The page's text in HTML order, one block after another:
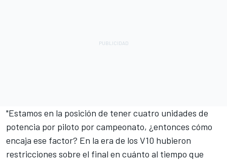
"Estamos en la posición de tener cuatro unidades de
potencia por piloto por campeonato, ¿entonces cómo
encaja ese factor? En la era de los V10 hubieron
restricciones sobre el final en cuánto al tiempo que